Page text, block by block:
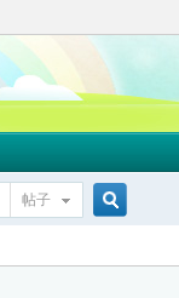
帖子